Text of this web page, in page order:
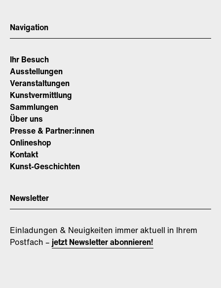
Navigation
Ihr Besuch
Ausstellungen
Veranstaltungen
Kunstvermittlung
Sammlungen
Über uns
Presse & Partner:innen
Onlineshop
Kontakt
Kunst-Geschichten
Newsletter
Einladungen & Neuigkeiten immer aktuell in Ihrem
Postfach – jetzt Newsletter abonnieren!